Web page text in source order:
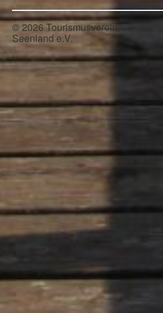
© 2026 Tourismusverein Schweriner
Seenland e.V.